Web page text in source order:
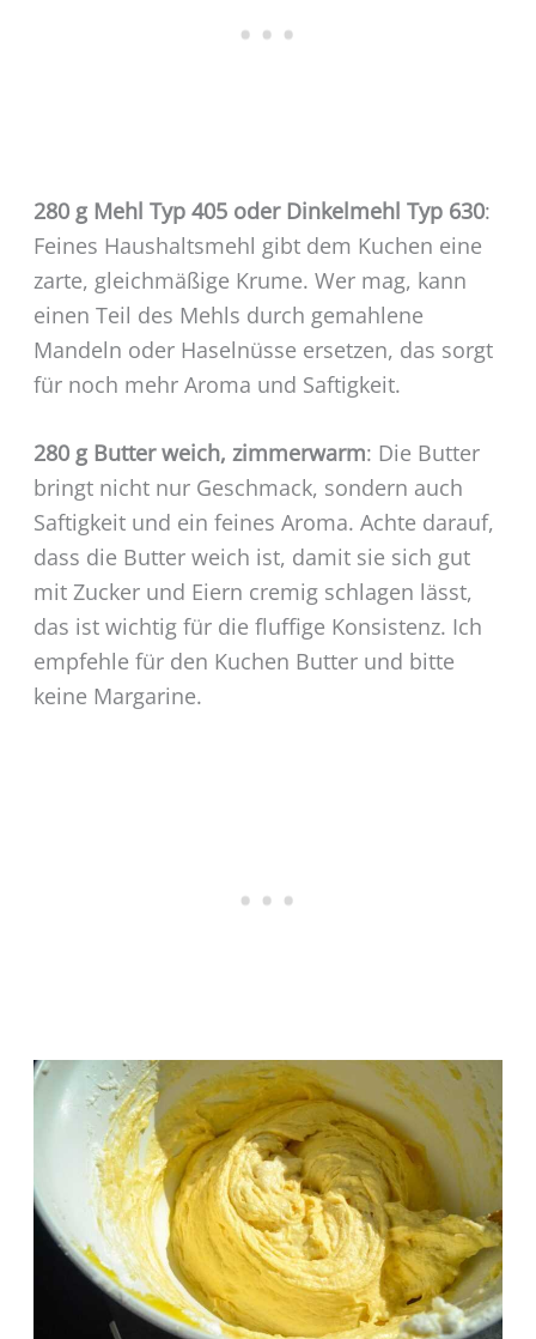
280 g Mehl Typ 405 oder Dinkelmehl Typ 630:
Feines Haushaltsmehl gibt dem Kuchen eine
zarte, gleichmäßige Krume. Wer mag, kann
einen Teil des Mehls durch gemahlene
Mandeln oder Haselnüsse ersetzen, das sorgt
für noch mehr Aroma und Saftigkeit.
280 g Butter weich, zimmerwarm: Die Butter
bringt nicht nur Geschmack, sondern auch
Saftigkeit und ein feines Aroma. Achte darauf,
dass die Butter weich ist, damit sie sich gut
mit Zucker und Eiern cremig schlagen lässt,
das ist wichtig für die fluffige Konsistenz. Ich
empfehle für den Kuchen Butter und bitte
keine Margarine.